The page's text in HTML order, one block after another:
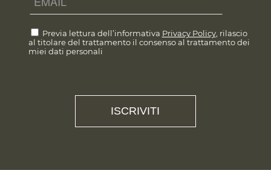
Previa lettura dell’informativa Privacy Policy, rilascio
al titolare del trattamento il consenso al trattamento dei
miei dati personali